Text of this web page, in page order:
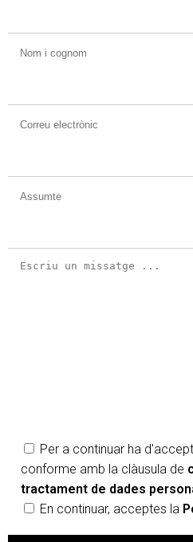
Per a continuar ha
conforme amb la clàusula de
tractament de dades
En continuar, acceptes la